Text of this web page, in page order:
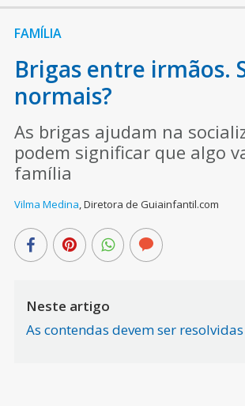
FAMÍLIA
Brigas entre irmãos.
normais?
As brigas ajudam na
podem significar que algo
família
Vilma Medina,Diretora de Guiainfantil.com
Neste artigo
As contendas devem ser